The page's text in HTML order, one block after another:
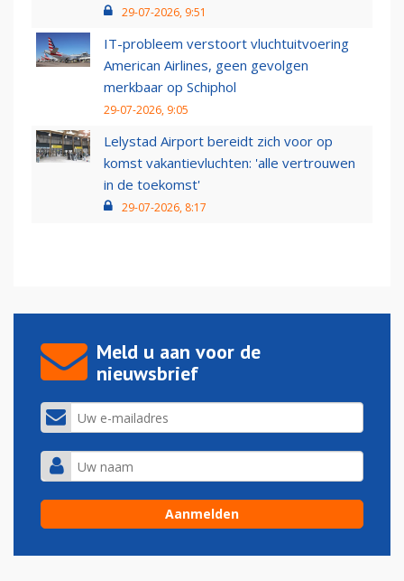
29-07-2026, 9:51
IT-probleem verstoort vluchtuitvoering
American Airlines, geen gevolgen
merkbaar op Schiphol
29-07-2026, 9:05
Lelystad Airport bereidt zich voor op
komst vakantievluchten: 'alle vertrouwen
in de toekomst'
29-07-2026, 8:17
Meld u aan voor de
nieuwsbrief